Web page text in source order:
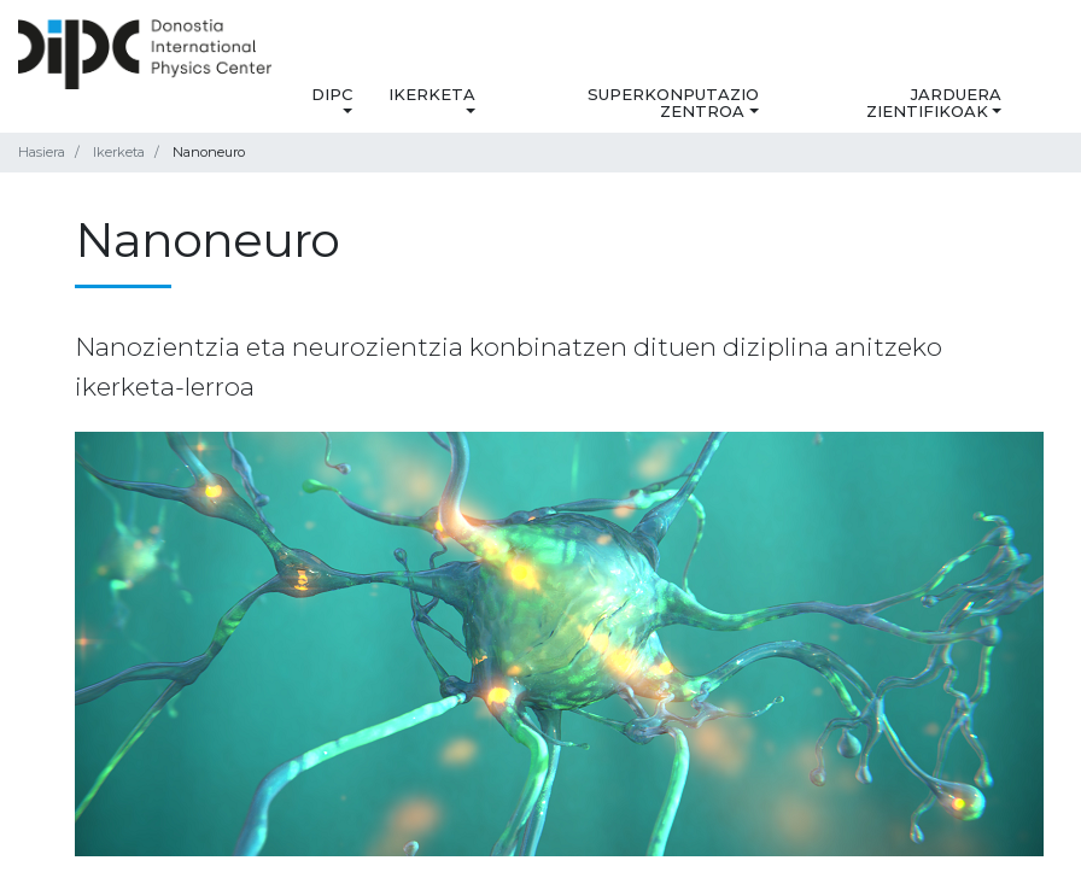
DIPC IKERKETA
SUPERKONPUTAZIO
ZENTROA
JARDUERA
ZIENTIFIKOAK
Hasiera Ikerketa Nanoneuro
Nanoneuro
Nanozientzia eta neurozientzia konbinatzen dituen diziplina anitzeko
ikerketa-lerroa